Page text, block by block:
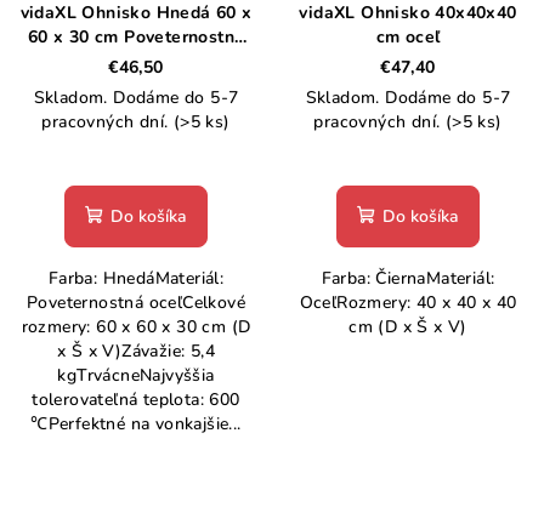
vidaXL Ohnisko Hnedá 60 x
60 x 30 cm Poveternostná
oceľ
€46,50
Skladom. Dodáme do 5-7
pracovných dní. (>5 ks)
Do košíka
Farba: HnedáMateriál:
Poveternostná oceľCelkové
rozmery: 60 x 60 x 30 cm (D
x Š x V)Závažie: 5,4
kgTrvácneNajvyššia
tolerovateľná teplota: 600
℃Perfektné na vonkajšie...
vidaXL Ohnisko 40x40x40
cm oceľ
€47,40
Skladom. Dodáme do 5-7
pracovných dní. (>5 ks)
Do košíka
Farba: ČiernaMateriál:
OceľRozmery: 40 x 40 x 40
cm (D x Š x V)